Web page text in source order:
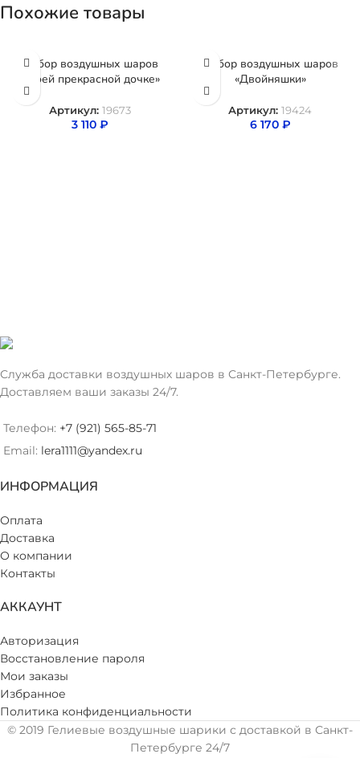
Похожие товары
Набор воздушных шаров
«Моей прекрасной дочке»
Артикул: 19673
3 110 ₽
Набор воздушных шаров
«Двойняшки»
Артикул: 19424
6 170 ₽
Служба доставки воздушных шаров в Санкт-Петербурге.
Доставляем ваши заказы 24/7.
Телефон: +7 (921) 565-85-71
Email: lera1111@yandex.ru
ИНФОРМАЦИЯ
Оплата
Доставка
О компании
Контакты
АККАУНТ
Авторизация
Восстановление пароля
Мои заказы
Избранное
Политика конфиденциальности
© 2019 Гелиевые воздушные шарики с доставкой в Санкт-
Петербурге 24/7